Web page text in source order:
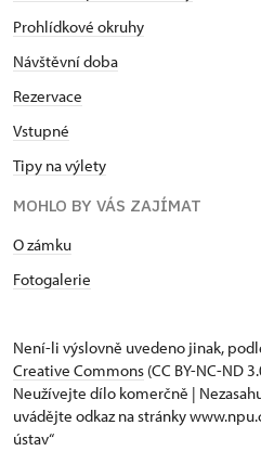
Prohlídkové okruhy
Návštěvní doba
Rezervace
Vstupné
Tipy na výlety
MOHLO BY VÁS ZAJÍMAT
O zámku
Fotogalerie
Není-li výslovně uvedeno jinak,
Creative Commons (CC BY-NC-ND
Neužívejte dílo komerčně |
uvádějte odkaz na stránky
ústav“